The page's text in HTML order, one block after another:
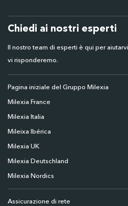
Chiedi ai nostri esperti
Il nostro team di esperti è qui per
vi risponderemo.
Pagina iniziale del Gruppo Milexia
Milexia France
Milexia Italia
Mileixa Ibérica
Milexia UK
Milexia Deutschland
Milexia Nordics
Assicurazione di rete